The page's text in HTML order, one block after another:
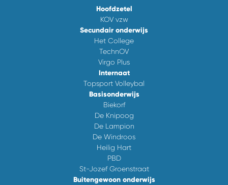
Hoofdzetel
KOV vzw
Secundair onderwijs
Het College
TechnOV
Virgo Plus
Internaat
Topsport Volleybal
Basisonderwijs
Biekorf
De Knipoog
De Lampion
De Windroos
Heilig Hart
PBD
St-Jozef Groenstraat
Buitengewoon onderwijs